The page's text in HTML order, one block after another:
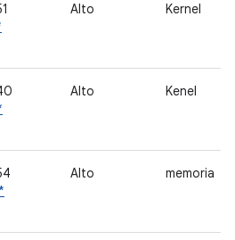
Alto Kernel
Alto Kenel
*
Alto memoria